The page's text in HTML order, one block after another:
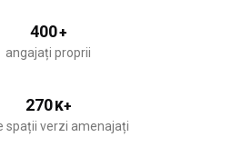
400+
angajați proprii
270K+
spații verzi amenajați